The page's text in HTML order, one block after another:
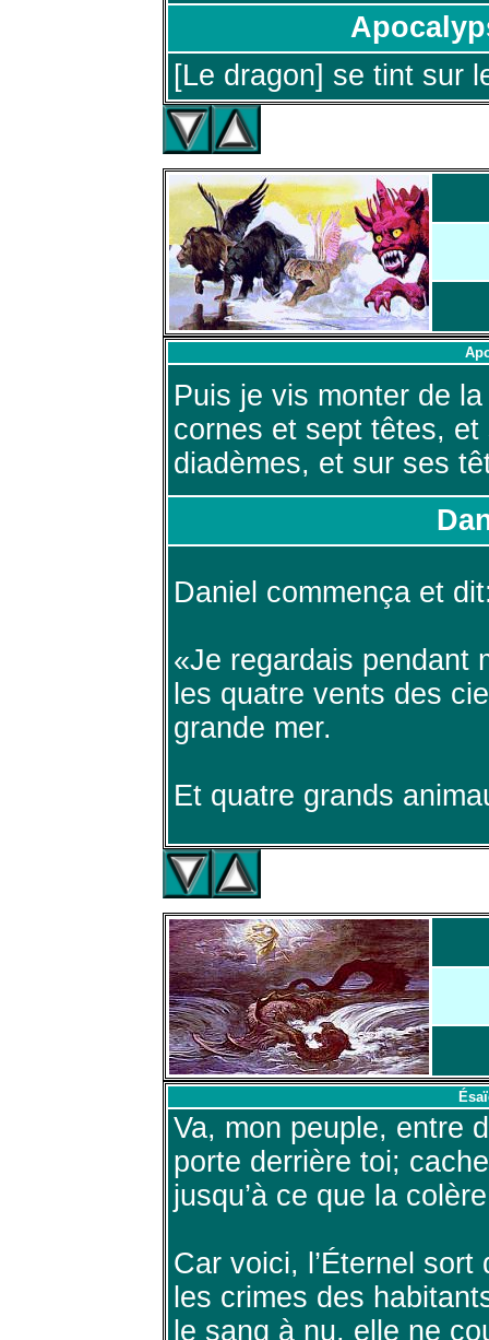
[Le dragon] se tint sur
Puis je vis monter de
cornes et sept têtes,
diadèmes, et sur ses
Daniel commença et
«Je regardais pendant
les quatre vents des
grande mer.
Et quatre grands
Va, mon peuple, entre
porte derrière toi;
jusqu’à ce que la
Car voici, l’Éternel
les crimes des
le sang à nu, elle ne